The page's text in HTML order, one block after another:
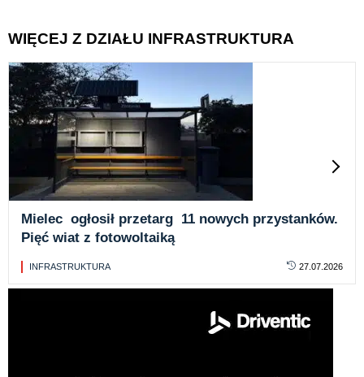
WIĘCEJ Z DZIAŁU INFRASTRUKTURA
Mielec ogłosił przetarg 11 nowych przystanków.
Pięć wiat z fotowoltaiką
INFRASTRUKTURA 27.07.2026